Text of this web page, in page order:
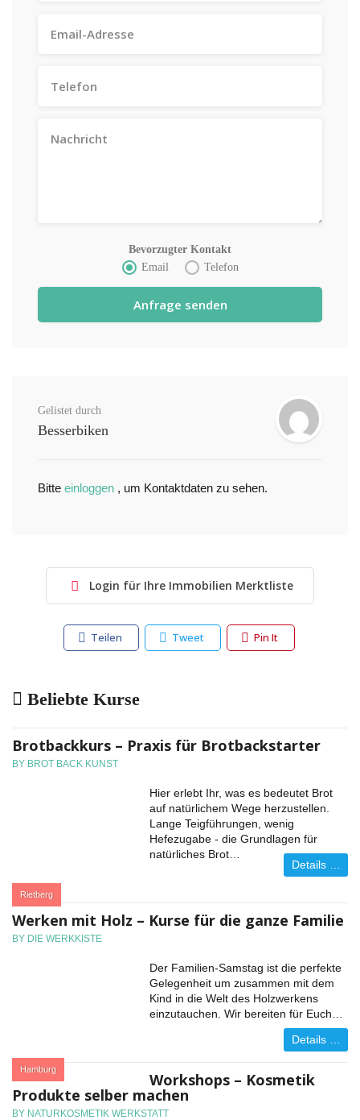
Bevorzugter Kontakt
Email
Telefon
Gelistet durch
Besserbiken
Bitte einloggen , um Kontaktdaten zu sehen.
Login für Ihre Immobilien Merktliste
Teilen Tweet Pin It
Beliebte Kurse
Brotbackkurs – Praxis für Brotbackstarter
BY BROT BACK KUNST
Rietberg
Hier erlebt Ihr, was es bedeutet Brot
auf natürlichem Wege herzustellen.
Lange Teigführungen, wenig
Hefezugabe - die Grundlagen für
natürliches Brot…
Details …
Werken mit Holz – Kurse für die ganze Familie
BY DIE WERKKISTE
Hamburg
Der Familien-Samstag ist die perfekte
Gelegenheit um zusammen mit dem
Kind in die Welt des Holzwerkens
einzutauchen. Wir bereiten für Euch…
Details …
Workshops – Kosmetik
Produkte selber machen
BY NATURKOSMETIK WERKSTATT